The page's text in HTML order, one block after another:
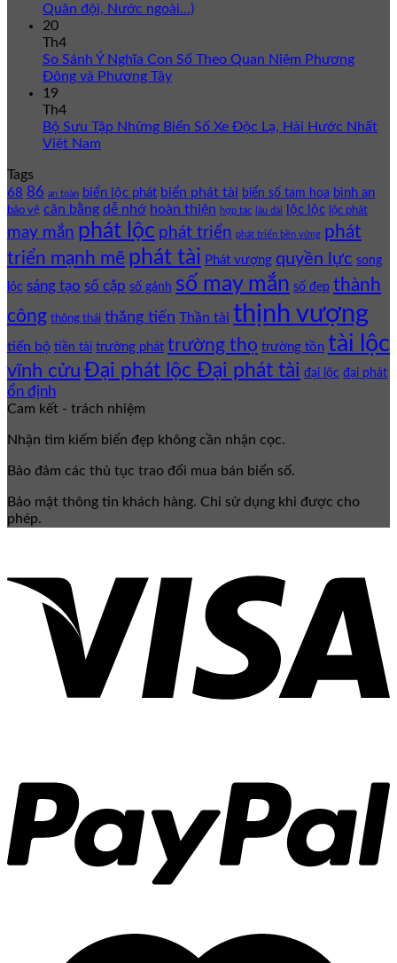
Quân đội, Nước ngoài…)
20
Th4
So Sánh Ý Nghĩa Con Số Theo Quan Niệm Phương
Đông và Phương Tây
19
Th4
Bộ Sưu Tập Những Biển Số Xe Độc Lạ, Hài Hước Nhất
Việt Nam
Tags
68 86 an toàn biển lộc phát biển phát tài biển số tam hoa bình an
bảo vệ cân bằng dễ nhớ hoàn thiện hợp tác lâu dài lộc lộc lộc phát
may mắn phát lộc phát triển phát triển bền vững phát
triển mạnh mẽ phát tài Phát vượng quyền lực song
lộc sáng tạo số cặp số gánh số may mắn số đẹp thành
công thông thái thăng tiến Thần tài thịnh vượng
tiến bộ tiền tài trường phát trường thọ trường tồn tài lộc
vĩnh cửu Đại phát lộc Đại phát tài đại lộc đại phát
ổn định
Cam kết - trách nhiệm
Nhận tìm kiếm biển đẹp không cần nhận cọc.
Bảo đảm các thủ tục trao đổi mua bán biển số.
Bảo mật thông tin khách hàng. Chỉ sử dụng khi được cho
phép.